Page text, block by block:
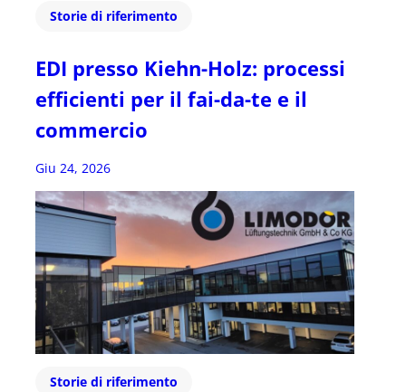
Storie di riferimento
EDI presso Kiehn-Holz: processi
efficienti per il fai-da-te e il
commercio
Giu 24, 2026
Storie di riferimento